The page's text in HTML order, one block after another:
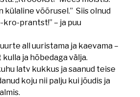
külaline võõrusel.” Siis olnud
kro-prantst!” – ja puu
all uuristama ja kaevama –
ja hõbedaga välja.
latv kukkus ja saanud teise
koju nii palju kui jõudis ja